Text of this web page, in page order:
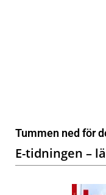
Tummen ned för
E-tidningen –